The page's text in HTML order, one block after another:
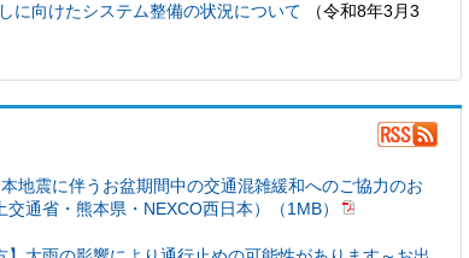
に向けたシステム整備の状況について
（令和8年3月3
地震に伴うお盆期間中の交通混雑緩和へのご協力のお
交通省・熊本県・NEXCO西日本）（1MB）